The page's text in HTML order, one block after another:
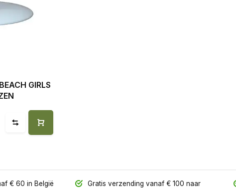
GIRLS
€ 60 in België
Gratis verzending vanaf € 100 naar